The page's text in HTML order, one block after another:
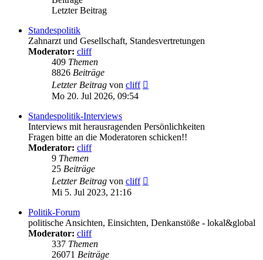
Letzter Beitrag
Standespolitik
Zahnarzt und Gesellschaft, Standesvertretungen
Moderator: cliff
409 Themen
8826 Beiträge
Letzter Beitrag von cliff
Mo 20. Jul 2026, 09:54
Standespolitik-Interviews
Interviews mit herausragenden Persönlichkeiten
Fragen bitte an die Moderatoren schicken!!
Moderator: cliff
9 Themen
25 Beiträge
Letzter Beitrag von cliff
Mi 5. Jul 2023, 21:16
Politik-Forum
politische Ansichten, Einsichten, Denkanstöße - lokal&global
Moderator: cliff
337 Themen
26071 Beiträge